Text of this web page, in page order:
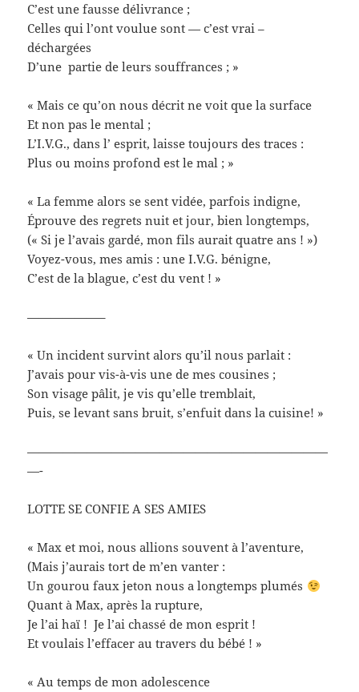
C’est une fausse délivrance ;
Celles qui l’ont voulue sont — c’est vrai –
déchargées
D’une partie de leurs souffrances ; »
« Mais ce qu’on nous décrit ne voit que la surface
Et non pas le mental ;
L’I.V.G., dans l’ esprit, laisse toujours des traces :
Plus ou moins profond est le mal ; »
« La femme alors se sent vidée, parfois indigne,
Éprouve des regrets nuit et jour, bien longtemps,
(« Si je l’avais gardé, mon fils aurait quatre ans ! »)
Voyez-vous, mes amis : une I.V.G. bénigne,
C’est de la blague, c’est du vent ! »
——————–
« Un incident survint alors qu’il nous parlait :
J’avais pour vis-à-vis une de mes cousines ;
Son visage pâlit, je vis qu’elle tremblait,
Puis, se levant sans bruit, s’enfuit dans la cuisine! »
—————————————————————————
—-
LOTTE SE CONFIE A SES AMIES
« Max et moi, nous allions souvent à l’aventure,
(Mais j’aurais tort de m’en vanter :
Un gourou faux jeton nous a longtemps plumés
Quant à Max, après la rupture,
Je l’ai haï ! Je l’ai chassé de mon esprit !
Et voulais l’effacer au travers du bébé ! »
« Au temps de mon adolescence